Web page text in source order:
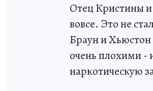
Отец Кристины
вовсе. Это не
Браун и Хьюстон
очень плохими -
наркотическую